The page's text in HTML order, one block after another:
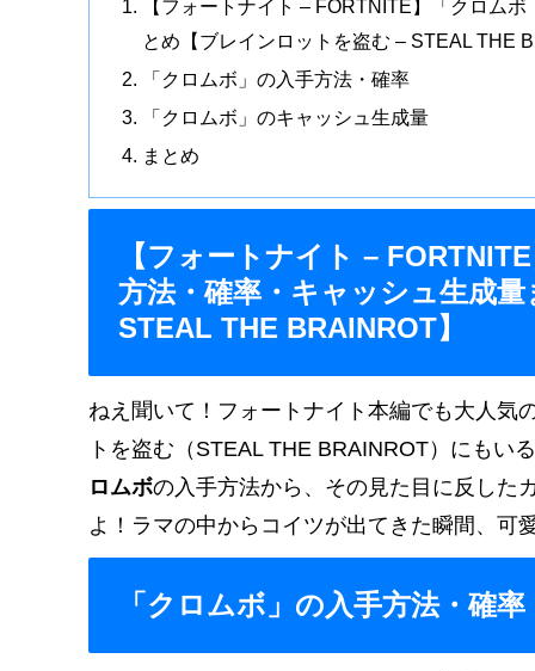
【フォートナイト – FORTNITE】「クロム
とめ【ブレインロットを盗む – STEAL THE
「クロムボ」の入手方法・確率
「クロムボ」のキャッシュ生成量
まとめ
【フォートナイト –
方法・確率・キャッシュ生成
STEAL THE BRAINROT】
ねえ聞いて！フォートナイト本編でも大人気
トを盗む（STEAL THE BRAINROT）にもい
ロムボの入手方法から、その見た目に反した
よ！ラマの中からコイツが出てきた瞬間、可
「クロムボ」の入手方法・確率